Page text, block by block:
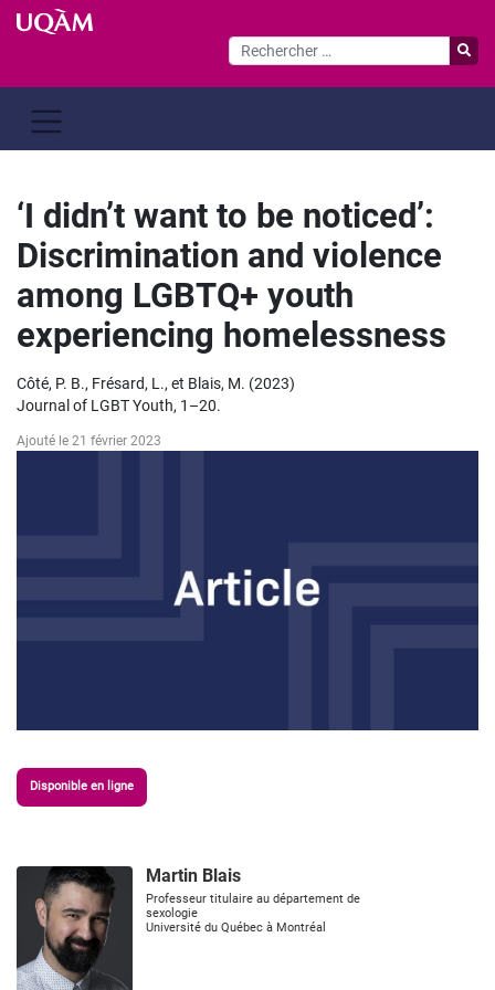
Passer
‘I didn’t want to be noticed’:
Discrimination and violence
among LGBTQ+ youth
experiencing homelessness
Côté, P. B., Frésard, L., et Blais, M. (2023)
Journal of LGBT Youth, 1–20.
Ajouté le 21 février 2023
Disponible en ligne
Martin Blais
Professeur titulaire au département de
sexologie
Université du Québec à Montréal